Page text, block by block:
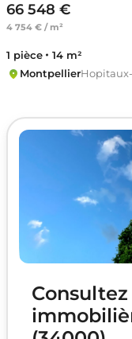
66 548 €
4 754 € / m²
1 pièce
14 m²
Montpellier